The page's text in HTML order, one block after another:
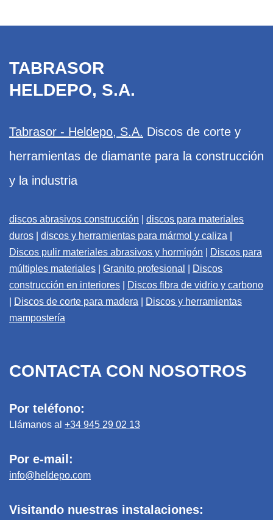
TABRASOR
HELDEPO, S.A.
Tabrasor - Heldepo, S.A. Discos de corte y
herramientas de diamante para la construcción
y la industria
discos abrasivos construcción
discos para materiales
duros
discos y herramientas para mármol y caliza
Discos pulir materiales abrasivos y hormigón
Discos para
múltiples materiales
Granito profesional
Discos
construcción en interiores
Discos fibra de vidrio y carbono
Discos de corte para madera
Discos y herramientas
mampostería
CONTACTA CON NOSOTROS
Por teléfono:
Llámanos al +34 945 29 02 13
Por e-mail:
info@heldepo.com
Visitando nuestras instalaciones: